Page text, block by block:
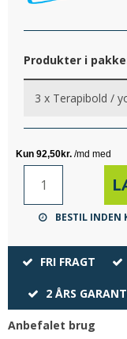
Produkter i
3 x Terapibold /
BESTIL INDEN
FRI FRAGT
2 ÅRS
Anbefalet brug